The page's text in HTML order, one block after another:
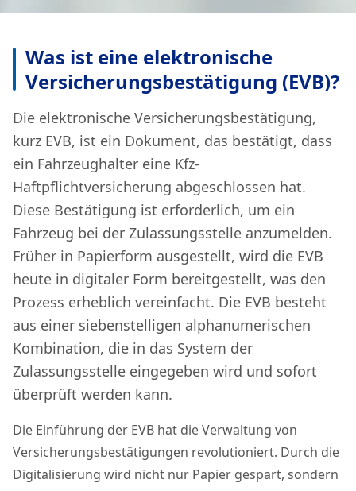
Was ist eine elektronische
Versicherungsbestätigung (EVB)?
Die elektronische Versicherungsbestätigung,
kurz EVB, ist ein Dokument, das bestätigt, dass
ein Fahrzeughalter eine Kfz-
Haftpflichtversicherung abgeschlossen hat.
Diese Bestätigung ist erforderlich, um ein
Fahrzeug bei der Zulassungsstelle anzumelden.
Früher in Papierform ausgestellt, wird die EVB
heute in digitaler Form bereitgestellt, was den
Prozess erheblich vereinfacht. Die EVB besteht
aus einer siebenstelligen alphanumerischen
Kombination, die in das System der
Zulassungsstelle eingegeben wird und sofort
überprüft werden kann.
Die Einführung der EVB hat die Verwaltung von
Versicherungsbestätigungen revolutioniert. Durch die
Digitalisierung wird nicht nur Papier gespart, sondern